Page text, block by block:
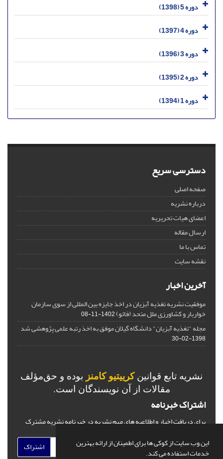
این وب سایت از کوکی ها برای اطمینان از ارائه بهترین
خدمات استفاده می کند.
دوره 5 (1398)
دوره 4 (1397)
دوره 3 (1396)
دوره 2 (1395)
دوره 1 (1394)
دسترسی سریع
صفحه اصلی
درباره نشریه
اعضای هیات تحریریه
ارسال مقاله
تماس با ما
نقشه سایت
آخرین اخبار
موفقیت نشریه تغذیه آبزیان در اخذ جایزه بین المللی از سوی سازمان
خواربار و کشاورزی ملل متحد (فائو)1402-11-08
مجله "تغذیه آبزیان" دانشگاه گیلان موفق به اخذ رتبه علمی پژوهشی شد
1398-02-30
نشریه تابع قوانینکرییتیو کامنز بوده و حق‌مؤلف
مقالات از آن نویسندگان است.
اشتراک خبرنامه
برای دریافت اخبار و اطلاعیه های مهم نشریه در خبرنامه نشریه مشترک
اشتراک